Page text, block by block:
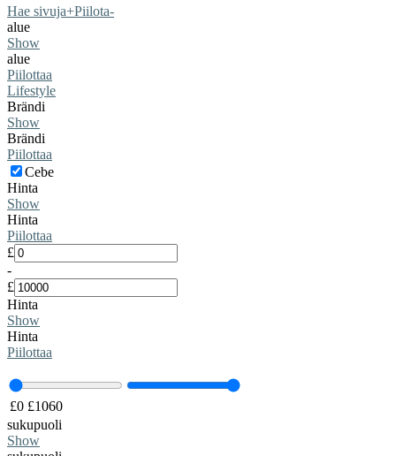
Hae sivuja+Piilota-
alue
Show
alue
Piilottaa
Lifestyle
Brändi
Show
Brändi
Piilottaa
Cebe
Hinta
Show
Hinta
Piilottaa
£
-
£
Hinta
Show
Hinta
Piilottaa
£0 £1060
sukupuoli
Show